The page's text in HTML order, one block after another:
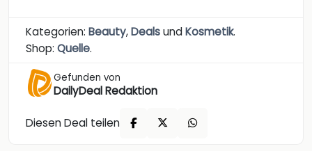
Kategorien: Beauty,DealsundKosmetik.
Shop: Quelle.
Gefunden von
DailyDeal Redaktion
Diesen Deal teilen